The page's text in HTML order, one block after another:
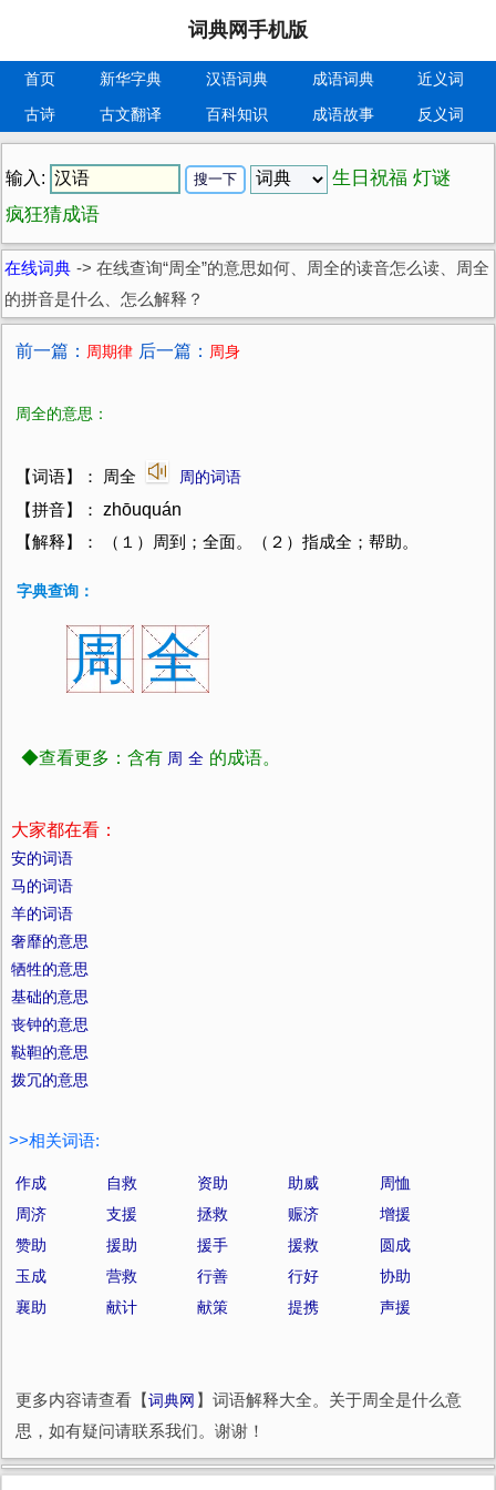
词典网手机版
首页 新华字典 汉语词典 成语词典
近义词
古诗
古文翻译 百科知识 成语故事 反义词
输入: 生日祝福 灯谜
疯狂猜成语
在线词典 -> 在线查询“周全”的意思如何、周全的读音怎么读、周全
的拼音是什么、怎么解释？
前一篇： 周期律 后一篇： 周身
周全的意思：
【词语】： 周全
周的词语
【拼音】： zhōuquán
【解释】： （１）周到；全面。（２）指成全；帮助。
字典查询：
周 全
◆查看更多：含有 周 全 的成语。
大家都在看：
安的词语
马的词语
羊的词语
奢靡的意思
牺牲的意思
基础的意思
丧钟的意思
鞑靼的意思
拨冗的意思
>>相关词语:
作成 自救 资助 助威
周恤
周济
支援 拯救 赈济
增援
赞助
援助 援手 援救
圆成
玉成
营救 行善 行好
协助
襄助
献计 献策 提携 声援
更多内容请查看【词典网 】词语解释大全。关于周全是什么意
思，如有疑问请联系我们。谢谢！